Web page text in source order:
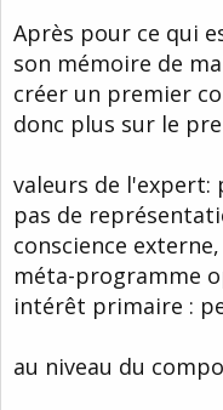
Après pour ce qui
son mémoire de
créer un premier
donc plus sur le
valeurs de
pas de
conscience
méta-programme
intérêt primaire :
au niveau du